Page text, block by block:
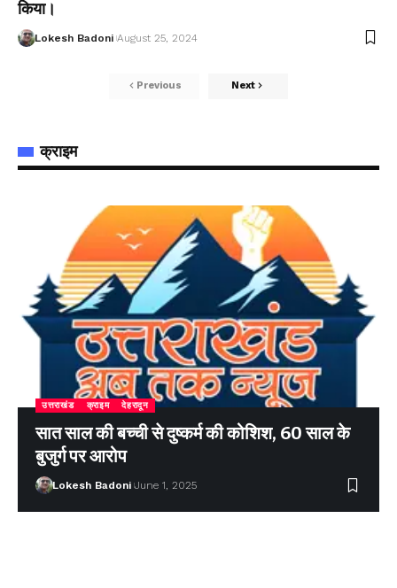
किया।
Lokesh Badoni August 25, 2024
Previous Next
क्राइम
उत्तराखंड क्राइम देहरादून
सात साल की बच्ची से दुष्कर्म की कोशिश, 60 साल के
बुजुर्ग पर आरोप
Lokesh Badoni June 1, 2025